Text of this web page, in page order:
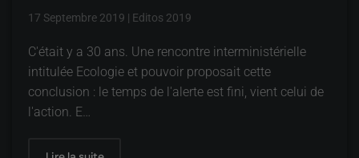
17 Septembre 2019 | Editos 2019
C'était y a 30 ans. Une rencontre interministérielle
intitulée Ecologie et pouvoir proposait cette
conclusion : le temps de l'alerte est fini, vient celui de
l'action. E…